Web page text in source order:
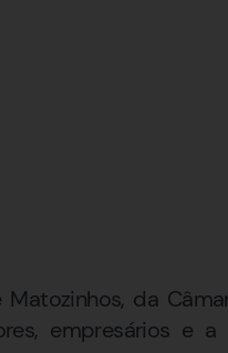
da
empresários e